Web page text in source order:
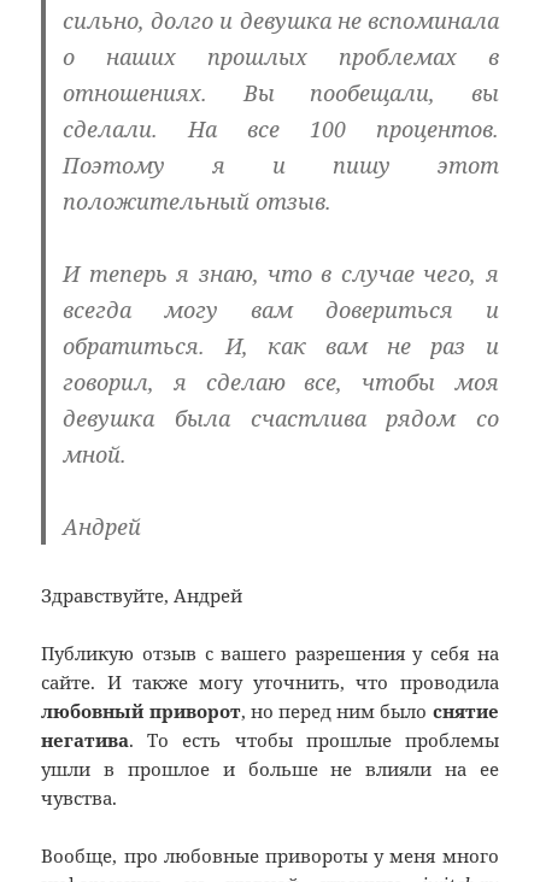
сильно, долго и девушка не вспоминала
о наших прошлых проблемах в
отношениях. Вы пообещали, вы
сделали. На все 100 процентов.
Поэтому я и пишу этот
положительный отзыв.
И теперь я знаю, что в случае чего, я
всегда могу вам довериться и
обратиться. И, как вам не раз и
говорил, я сделаю все, чтобы моя
девушка была счастлива рядом со
мной.
Андрей
Здравствуйте, Андрей
Публикую отзыв с вашего разрешения у себя на
сайте. И также могу уточнить, что проводила
любовный приворот, но перед ним было снятие
негатива. То есть чтобы прошлые проблемы
ушли в прошлое и больше не влияли на ее
чувства.
Вообще, про любовные привороты у меня много